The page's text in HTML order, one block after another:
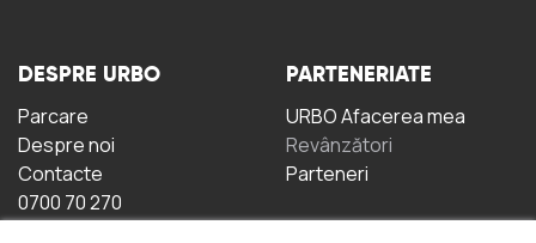
DESPRE URBO
Parcare
Despre noi
Contacte
0700 70 270
PARTENERIATE
URBO Afacerea mea
Revânzători
Parteneri